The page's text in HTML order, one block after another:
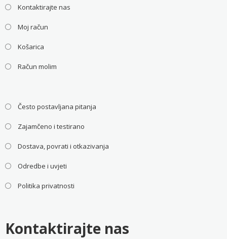
Kontaktirajte nas
Moj račun
Košarica
Račun molim
Često postavljana pitanja
Zajamčeno i testirano
Dostava, povrati i otkazivanja
Odredbe i uvjeti
Politika privatnosti
Kontaktirajte nas